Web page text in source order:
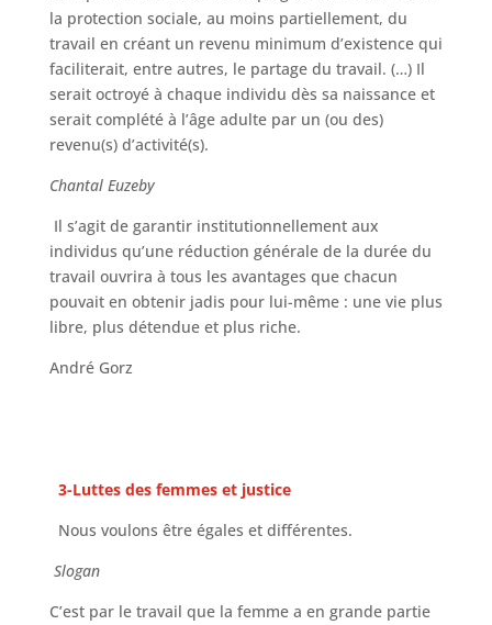
la protection sociale, au moins partiellement, du
travail en créant un revenu minimum d’existence qui
faciliterait, entre autres, le partage du travail. (…) Il
serait octroyé à chaque individu dès sa naissance et
serait complété à l’âge adulte par un (ou des)
revenu(s) d’activité(s).
Chantal Euzeby
Il s’agit de garantir institutionnellement aux
individus qu’une réduction générale de la durée du
travail ouvrira à tous les avantages que chacun
pouvait en obtenir jadis pour lui-même : une vie plus
libre, plus détendue et plus riche.
André Gorz
3-Luttes des femmes et justice
Nous voulons être égales et différentes.
Slogan
C’est par le travail que la femme a en grande partie